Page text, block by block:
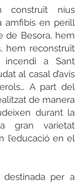
construït nius
amfibis en perill
de Besora, hem
hem reconstruït
incendi a Sant
al casal d’avis
A part del
de manera
durant la
gran varietat
l’educació en el
destinada per a